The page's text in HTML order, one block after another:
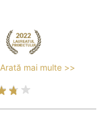
Arată mai multe >>